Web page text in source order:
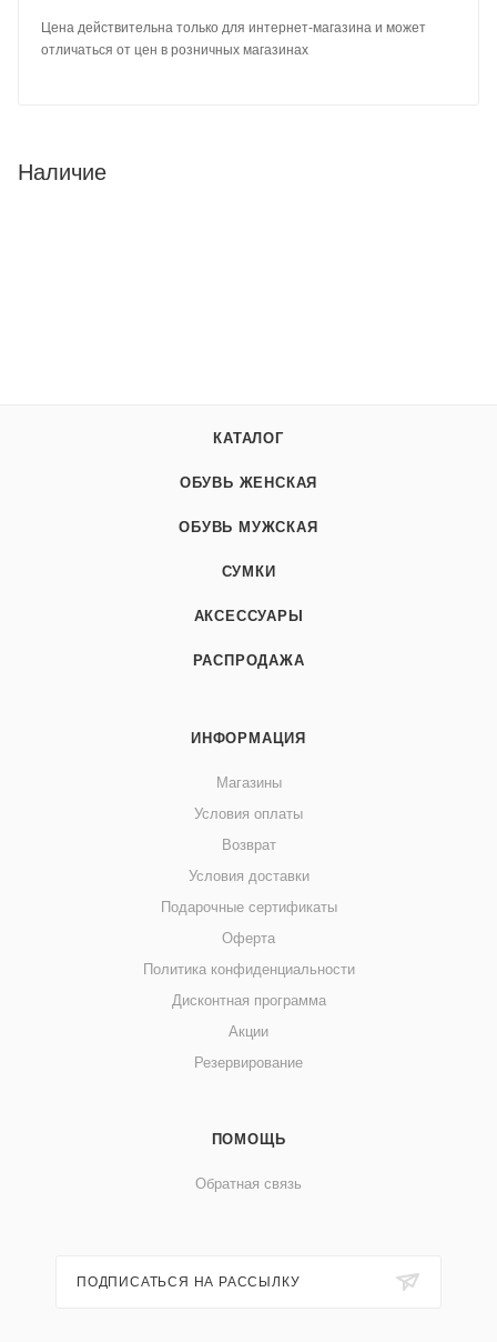
Цена действительна только для интернет-магазина и может
отличаться от цен в розничных магазинах
Наличие
КАТАЛОГ
ОБУВЬ ЖЕНСКАЯ
ОБУВЬ МУЖСКАЯ
СУМКИ
АКСЕССУАРЫ
РАСПРОДАЖА
ИНФОРМАЦИЯ
Магазины
Условия оплаты
Возврат
Условия доставки
Подарочные сертификаты
Оферта
Политика конфиденциальности
Дисконтная программа
Акции
Резервирование
ПОМОЩЬ
Обратная связь
ПОДПИСАТЬСЯ НА РАССЫЛКУ